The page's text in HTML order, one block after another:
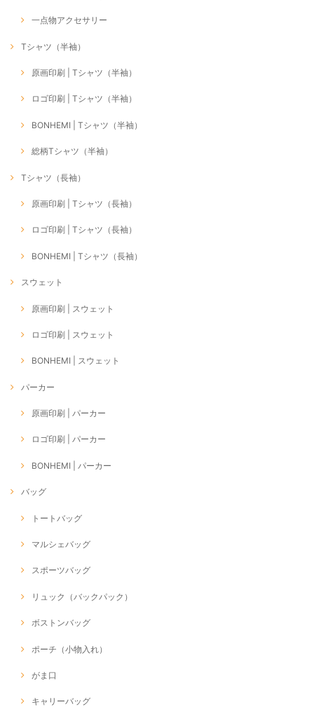
一点物アクセサリー
Tシャツ（半袖）
原画印刷 | Tシャツ（半袖）
ロゴ印刷 | Tシャツ（半袖）
BONHEMI | Tシャツ（半袖）
総柄Tシャツ（半袖）
Tシャツ（長袖）
原画印刷 | Tシャツ（長袖）
ロゴ印刷 | Tシャツ（長袖）
BONHEMI | Tシャツ（長袖）
スウェット
原画印刷 | スウェット
ロゴ印刷 | スウェット
BONHEMI | スウェット
パーカー
原画印刷 | パーカー
ロゴ印刷 | パーカー
BONHEMI | パーカー
バッグ
トートバッグ
マルシェバッグ
スポーツバッグ
リュック（バックパック）
ボストンバッグ
ポーチ（小物入れ）
がま口
キャリーバッグ